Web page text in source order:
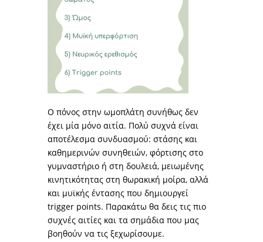
Ο πόνος στην ωμοπλάτη συνήθως δεν
έχει μία μόνο αιτία. Πολύ συχνά είναι
αποτέλεσμα συνδυασμού: στάσης και
καθημερινών συνηθειών, φόρτισης στο
γυμναστήριο ή στη δουλειά, μειωμένης
κινητικότητας στη θωρακική μοίρα, αλλά
και μυϊκής έντασης που δημιουργεί
trigger points. Παρακάτω θα δεις τις πιο
συχνές αιτίες και τα σημάδια που μας
βοηθούν να τις ξεχωρίσουμε.